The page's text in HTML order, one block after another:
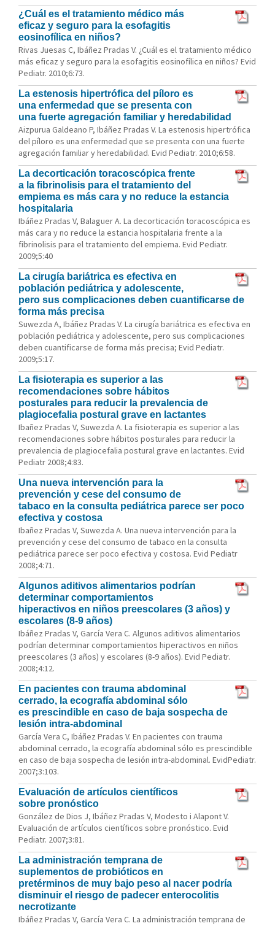
¿Cuál es el tratamiento médico más
eficaz y seguro para la esofagitis
eosinofílica en niños?
Rivas Juesas C, Ibáñez Pradas V. ¿Cuál es el tratamiento médico
más eficaz y seguro para la esofagitis eosinofílica en niños? Evid
Pediatr. 2010;6:73.
La estenosis hipertrófica del píloro es
una enfermedad que se presenta con
una fuerte agregación familiar y heredabilidad
Aizpurua Galdeano P, Ibáñez Pradas V. La estenosis hipertrófica
del píloro es una enfermedad que se presenta con una fuerte
agregación familiar y heredabilidad. Evid Pediatr. 2010;6:58.
La decorticación toracoscópica frente
a la fibrinolisis para el tratamiento del
empiema es más cara y no reduce la estancia
hospitalaria
Ibáñez Pradas V, Balaguer A. La decorticación toracoscópica es
más cara y no reduce la estancia hospitalaria frente a la
fibrinolisis para el tratamiento del empiema. Evid Pediatr.
2009;5:40
La cirugía bariátrica es efectiva en
población pediátrica y adolescente,
pero sus complicaciones deben cuantificarse de
forma más precisa
Suwezda A, Ibáñez Pradas V. La cirugía bariátrica es efectiva en
población pediátrica y adolescente, pero sus complicaciones
deben cuantificarse de forma más precisa; Evid Pediatr.
2009;5:17.
La fisioterapia es superior a las
recomendaciones sobre hábitos
posturales para reducir la prevalencia de
plagiocefalia postural grave en lactantes
Ibañez Pradas V, Suwezda A. La fisioterapia es superior a las
recomendaciones sobre hábitos posturales para reducir la
prevalencia de plagiocefalia postural grave en lactantes. Evid
Pediatr 2008;4:83.
Una nueva intervención para la
prevención y cese del consumo de
tabaco en la consulta pediátrica parece ser poco
efectiva y costosa
Ibañez Pradas V, Suwezda A. Una nueva intervención para la
prevención y cese del consumo de tabaco en la consulta
pediátrica parece ser poco efectiva y costosa. Evid Pediatr
2008;4:71.
Algunos aditivos alimentarios podrían
determinar comportamientos
hiperactivos en niños preescolares (3 años) y
escolares (8-9 años)
Ibáñez Pradas V, García Vera C. Algunos aditivos alimentarios
podrían determinar comportamientos hiperactivos en niños
preescolares (3 años) y escolares (8-9 años). Evid Pediatr.
2008;4:12.
En pacientes con trauma abdominal
cerrado, la ecografía abdominal sólo
es prescindible en caso de baja sospecha de
lesión intra-abdominal
García Vera C, Ibáñez Pradas V. En pacientes con trauma
abdominal cerrado, la ecografía abdominal sólo es prescindible
en caso de baja sospecha de lesión intra-abdominal. EvidPediatr.
2007;3:103.
Evaluación de artículos científicos
sobre pronóstico
González de Dios J, Ibáñez Pradas V, Modesto i Alapont V.
Evaluación de artículos científicos sobre pronóstico. Evid
Pediatr. 2007;3:81.
La administración temprana de
suplementos de probióticos en
pretérminos de muy bajo peso al nacer podría
disminuir el riesgo de padecer enterocolitis
necrotizante
Ibáñez Pradas V, García Vera C. La administración temprana de